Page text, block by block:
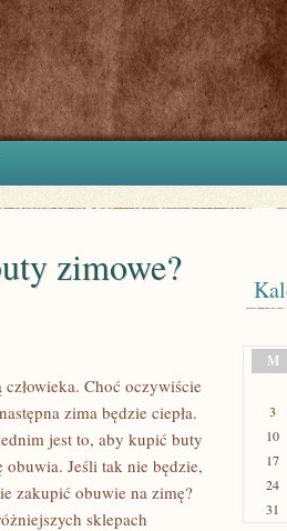
zimowe?
Choć oczywiście
zima będzie ciepła.
jest to, aby kupić buty
Jeśli tak nie będzie,
zakupić obuwie na zimę?
sklepach
M
3
10
17
24
31